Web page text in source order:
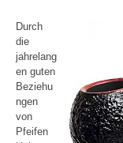
Durch
die
jahrelang
en guten
Beziehu
ngen
von
Pfeifen